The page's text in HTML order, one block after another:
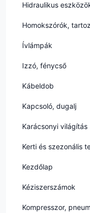
Hidraulikus
Homokszórók,
Ívlámpák
Izzó, fénycső
Kábeldob
Kapcsoló, dugalj
Karácsonyi világítás
Kerti és szezonális
Kezdőlap
Kéziszerszámok
Kompresszor,